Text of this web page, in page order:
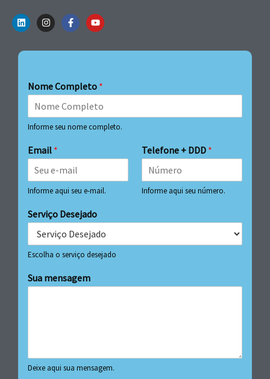
Nome Completo *
Informe seu nome completo.
Email *
Informe aqui seu e-mail.
Telefone + DDD *
Informe aqui seu número.
Serviço Desejado
Escolha o serviço desejado
Sua mensagem
Deixe aqui sua mensagem.